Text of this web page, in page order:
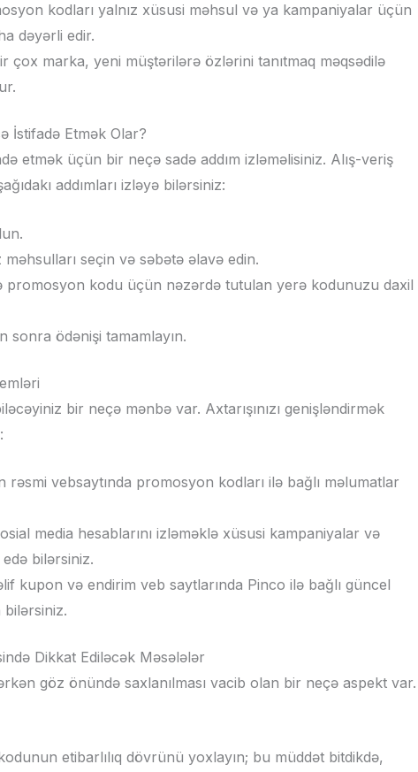
kodları yalnız xüsusi məhsul və ya kampaniyalar üçün
dəyərli edir.
çox marka, yeni müştərilərə özlərini tanıtmaq məqsədilə
İstifadə Etmək Olar?
etmək üçün bir neçə sadə addım izləməlisiniz. Alış-veriş
addımları izləyə bilərsiniz:
seçin və səbətə əlavə edin.
promosyon kodu üçün nəzərdə tutulan yerə kodunuzu daxil
sonra ödənişi tamamlayın.
bir neçə mənbə var. Axtarışınızı genişləndirmək
rəsmi vebsaytında promosyon kodları ilə bağlı məlumatlar
media hesablarını izləməklə xüsusi kampaniyalar və
bilərsiniz.
kupon və endirim veb saytlarında Pinco ilə bağlı güncel
bilərsiniz.
Dikkat Ediləcək Məsələlər
göz önündə saxlanılması vacib olan bir neçə aspekt var.
etibarlılıq dövrünü yoxlayın; bu müddət bitdikdə,